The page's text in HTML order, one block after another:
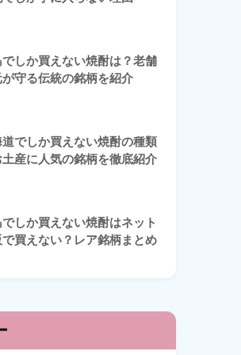
しか買えない焼酎は？老舗
守る伝統の銘柄を紹介
でしか買えない焼酎の種類
土産に人気の銘柄を徹底紹介
でしか買えない焼酎はネット
買えない？レア銘柄まとめ